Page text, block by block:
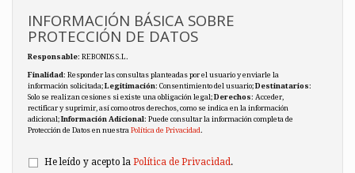
INFORMACIÓN BÁSICA SOBRE
PROTECCIÓN DE DATOS
Responsable: REBONDS S.L.
Finalidad: Responder las consultas planteadas por el usuario y enviarle la
información solicitada;Legitimación: Consentimiento del usuario;Destinatarios:
Solo se realizan cesiones si existe una obligación legal;Derechos: Acceder,
rectificar y suprimir, así como otros derechos, como se indica en la información
adicional;Información Adicional: Puede consultar la información completa de
Protección de Datos en nuestra Política de Privacidad.
He leído y acepto la Política de Privacidad .